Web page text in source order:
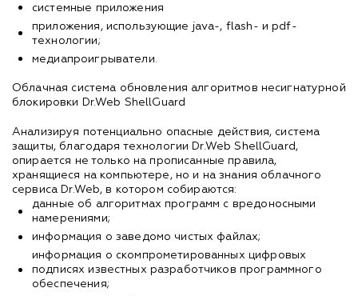
системные приложения
приложения, использующие java-, flash- и pdf-
технологии;
медиапроигрыватели.
Облачная система обновления алгоритмов несигнатурной
блокировки Dr.Web ShellGuard
Анализируя потенциально опасные действия, система
защиты, благодаря технологии Dr.Web ShellGuard,
опирается не только на прописанные правила,
хранящиеся на компьютере, но и на знания облачного
сервиса Dr.Web, в котором собираются:
данные об алгоритмах программ с вредоносными
намерениями;
информация о заведомо чистых файлах;
информация о скомпрометированных цифровых
подписях известных разработчиков программного
обеспечения;